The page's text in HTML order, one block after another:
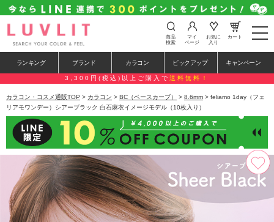
t
o
e
n
a
a
i
o
n
商品
検索
マイ
ページ
お気に
入り
カート
ランキング ブランド カラコン ピックアップ キャンペーン
3,300円(税込)以上ご購入で 送料無料！
カラコン・コスメ通販TOP > カラコン > BC（ベースカーブ） > 8.6mm > feliamo 1day（フェ
リアモワンデー）シアーブラック 白石麻衣イメージモデル（10枚入り）